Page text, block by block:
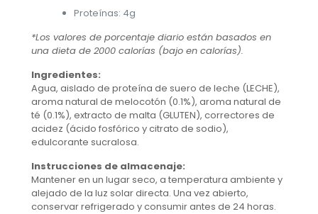
Proteínas: 4g
*Los valores de porcentaje diario están basados en
una dieta de 2000 calorías (bajo en calorías).
Ingredientes:
Agua, aislado de proteína de suero de leche (LECHE),
aroma natural de melocotón (0.1%), aroma natural de
té (0.1%), extracto de malta (GLUTEN), correctores de
acidez (ácido fosfórico y citrato de sodio),
edulcorante sucralosa.
Instrucciones de almacenaje:
Mantener en un lugar seco, a temperatura ambiente y
alejado de la luz solar directa. Una vez abierto,
conservar refrigerado y consumir antes de 24 horas.